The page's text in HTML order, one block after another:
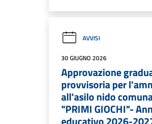
AVVISI
30 GIUGNO 2026
Approvazione
provvisoria per
all'asilo nido
"PRIMI GIOCHI"-